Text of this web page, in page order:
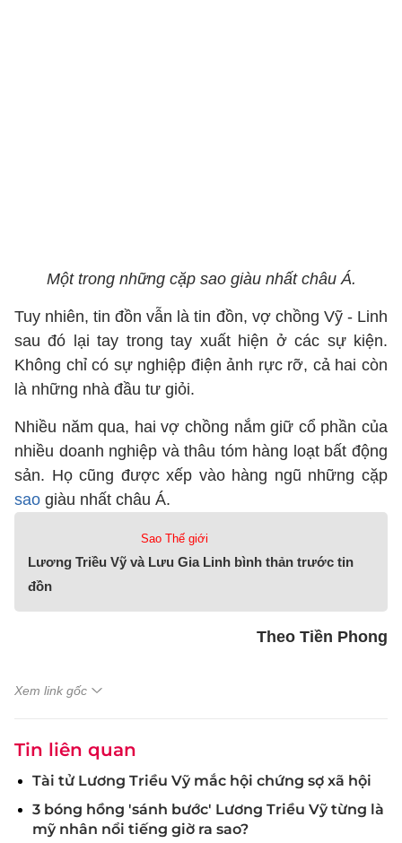
Một trong những cặp sao giàu nhất châu Á.
Tuy nhiên, tin đồn vẫn là tin đồn, vợ chồng Vỹ - Linh
sau đó lại tay trong tay xuất hiện ở các sự kiện.
Không chỉ có sự nghiệp điện ảnh rực rỡ, cả hai còn
là những nhà đầu tư giỏi.
Nhiều năm qua, hai vợ chồng nắm giữ cổ phần của
nhiều doanh nghiệp và thâu tóm hàng loạt bất động
sản. Họ cũng được xếp vào hàng ngũ những cặp
sao giàu nhất châu Á.
Sao Thế giới
Lương Triều Vỹ và Lưu Gia Linh bình thản trước tin
đồn
Theo Tiền Phong
Xem link gốc
Tin liên quan
Tài tử Lương Triều Vỹ mắc hội chứng sợ xã hội
3 bóng hồng 'sánh bước' Lương Triều Vỹ từng là
mỹ nhân nổi tiếng giờ ra sao?